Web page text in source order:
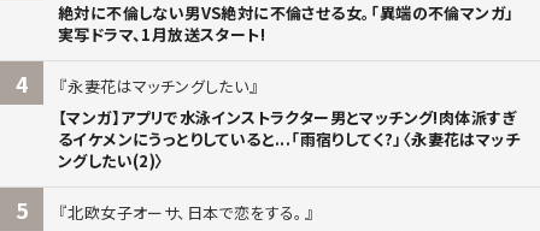
絶対に不倫しない男VS絶対に不倫させる女。「異端の不倫マンガ」
実写ドラマ、1月放送スタート!
4
永妻花はマッチングしたい
【マンガ】アプリで水泳インストラクター男とマッチング!肉体派すぎ
るイケメンにうっとりしていると...「雨宿りしてく?」〈永妻花はマッチ
ングしたい(2)〉
5
北欧女子オーサ、日本で恋をする。